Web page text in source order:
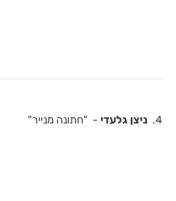
4. ניצן גלעדי - "חתונה מנייר"